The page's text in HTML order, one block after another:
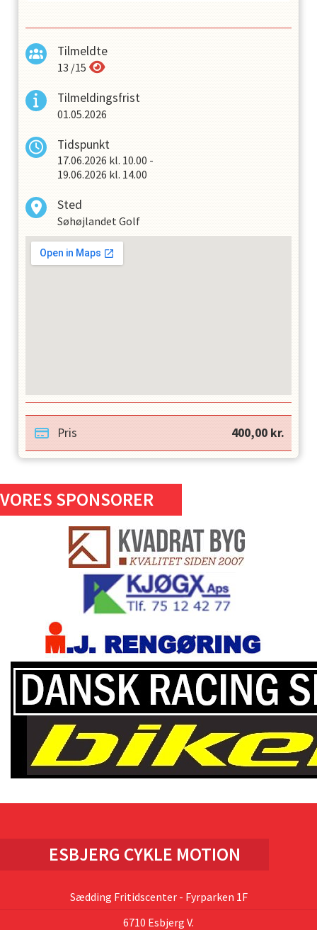
Tilmeldte
13 /15
Tilmeldingsfrist
01.05.2026
Tidspunkt
17.06.2026 kl. 10.00 -
19.06.2026 kl. 14.00
Sted
Søhøjlandet Golf
Pris 400,00 kr.
VORES SPONSORER
ESBJERG CYKLE MOTION
Sædding Fritidscenter - Fyrparken 1F
6710 Esbjerg V.